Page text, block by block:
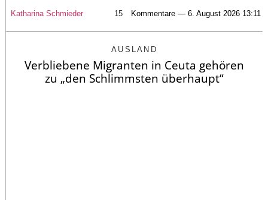
Katharina Schmieder 15 Kommentare — 6. August 2026 13:11
AUSLAND
Verbliebene Migranten in Ceuta gehören
zu „den Schlimmsten überhaupt“